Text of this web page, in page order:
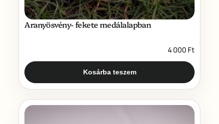
Aranyösvény- fekete medálalapban
4 000 Ft
Kosárba teszem